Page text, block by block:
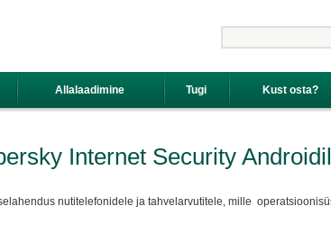
Allalaadimine Tugi Kust osta?
Internet Security
nutitelefonidele ja tahvelarvutitele, mille